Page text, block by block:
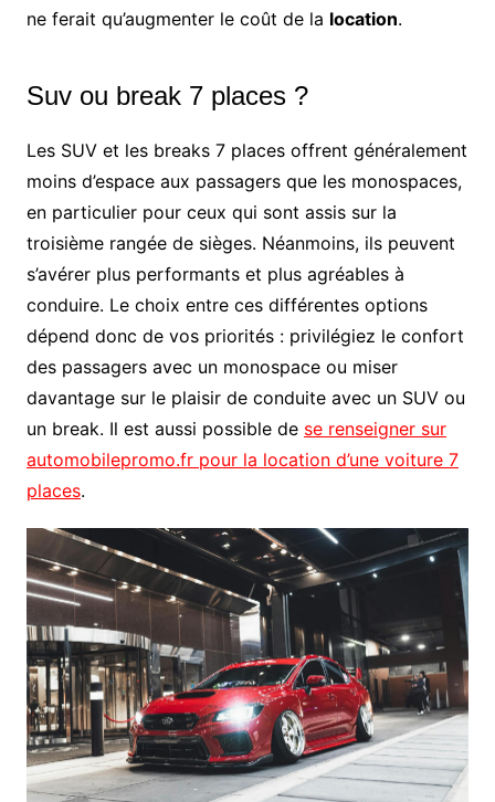
ne ferait qu’augmenter le coût de la location.
Suv ou break 7 places ?
Les SUV et les breaks 7 places offrent généralement
moins d’espace aux passagers que les monospaces,
en particulier pour ceux qui sont assis sur la
troisième rangée de sièges. Néanmoins, ils peuvent
s’avérer plus performants et plus agréables à
conduire. Le choix entre ces différentes options
dépend donc de vos priorités : privilégiez le confort
des passagers avec un monospace ou miser
davantage sur le plaisir de conduite avec un SUV ou
un break. Il est aussi possible de se renseigner sur
automobilepromo.fr pour la location d’une voiture 7
places.